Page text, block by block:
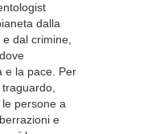
dalla
dal crimine,
e la pace. Per
persone a
e